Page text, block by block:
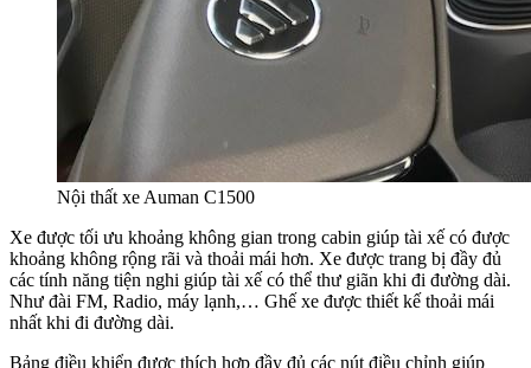
Nội thất xe Auman C1500
Xe được tối ưu khoảng không gian trong cabin giúp tài xế có được
khoảng không rộng rãi và thoải mái hơn. Xe được trang bị đầy đủ
các tính năng tiện nghi giúp tài xế có thể thư giãn khi đi đường dài.
Như đài FM, Radio, máy lạnh,… Ghế xe được thiết kế thoải mái
nhất khi đi đường dài.
Bảng điều khiển được thích hợp đầy đủ các nút điều chỉnh giúp